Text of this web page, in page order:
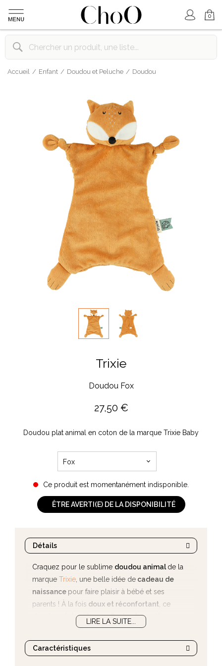
Mon Compte
0
Accueil Enfant Doudou et Peluche Doudou
Trixie
Doudou Fox
27,50 €
Doudou plat animal en coton de la marque Trixie Baby
Fox
Ce produit est momentanément indisponible.
ÊTRE AVERTI(E) DE LA DISPONIBILITÉ
Détails
Craquez pour le sublime doudou animalde la
marque Trixie , une belle idée de cadeau de
naissance pour faire plaisir à bébé et ses
parents ! À la fois doux et réconfortant , ce
doudou plat en forme d'animalconstitue un
véritable ami fidèle avec lequel partager ses
premières aventures de bébé...
LIRE LA SUITE...
Caractéristiques